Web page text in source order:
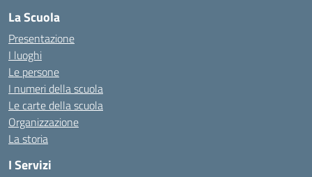
La Scuola
Presentazione
I luoghi
Le persone
I numeri della scuola
Le carte della scuola
Organizzazione
La storia
I Servizi